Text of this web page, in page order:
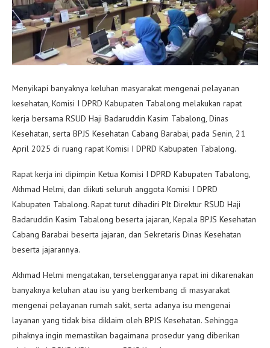
Menyikapi banyaknya keluhan masyarakat mengenai pelayanan
kesehatan, Komisi I DPRD Kabupaten Tabalong melakukan rapat
kerja bersama RSUD Haji Badaruddin Kasim Tabalong, Dinas
Kesehatan, serta BPJS Kesehatan Cabang Barabai, pada Senin, 21
April 2025 di ruang rapat Komisi I DPRD Kabupaten Tabalong.
Rapat kerja ini dipimpin Ketua Komisi I DPRD Kabupaten Tabalong,
Akhmad Helmi, dan diikuti seluruh anggota Komisi I DPRD
Kabupaten Tabalong. Rapat turut dihadiri Plt Direktur RSUD Haji
Badaruddin Kasim Tabalong beserta jajaran, Kepala BPJS Kesehatan
Cabang Barabai beserta jajaran, dan Sekretaris Dinas Kesehatan
beserta jajarannya.
Akhmad Helmi mengatakan, terselenggaranya rapat ini dikarenakan
banyaknya keluhan atau isu yang berkembang di masyarakat
mengenai pelayanan rumah sakit, serta adanya isu mengenai
layanan yang tidak bisa diklaim oleh BPJS Kesehatan. Sehingga
pihaknya ingin memastikan bagaimana prosedur yang diberikan